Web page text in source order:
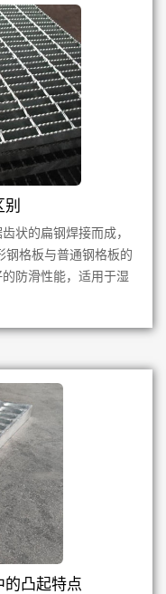
状的扁钢焊接而成，
钢格板与普通钢格板的
防滑性能，适用于湿
的凸起特点